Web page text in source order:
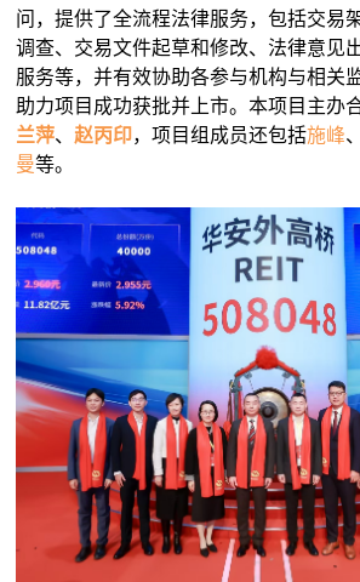
问，提供了全流程法律服务，包括交易
调查、交易文件起草和修改、法律意见
服务等，并有效协助各参与机构与相关
助力项目成功获批并上市。本项目主办
兰萍、 赵丙印 ，项目组成员还包括施峰、
曼等。